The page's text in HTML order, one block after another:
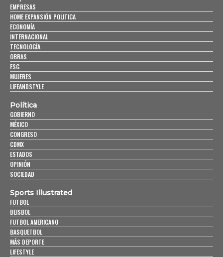
EMPRESAS
HOME EXPANSIÓN POLITICA
ECONOMÍA
INTERNACIONAL
TECNOLOGÍA
OBRAS
ESG
MUJERES
LIFEANDSTYLE
Política
GOBIERNO
MÉXICO
CONGRESO
CDMX
ESTADOS
OPINIÓN
SOCIEDAD
Sports Illustrated
FUTBOL
BEISBOL
FUTBOL AMERICANO
BASQUETBOL
MÁS DEPORTE
LIFESTYLE